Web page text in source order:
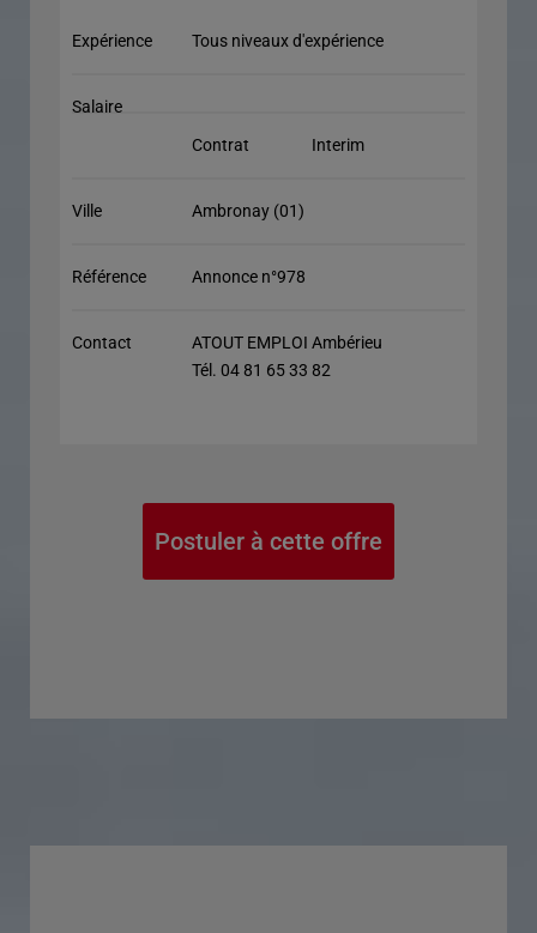
Expérience Tous niveaux d'expérience
Salaire
Contrat
Interim
Ville Ambronay (01)
Référence Annonce n°978
Contact
ATOUT EMPLOI Ambérieu
Tél. 04 81 65 33 82
Postuler à cette offre